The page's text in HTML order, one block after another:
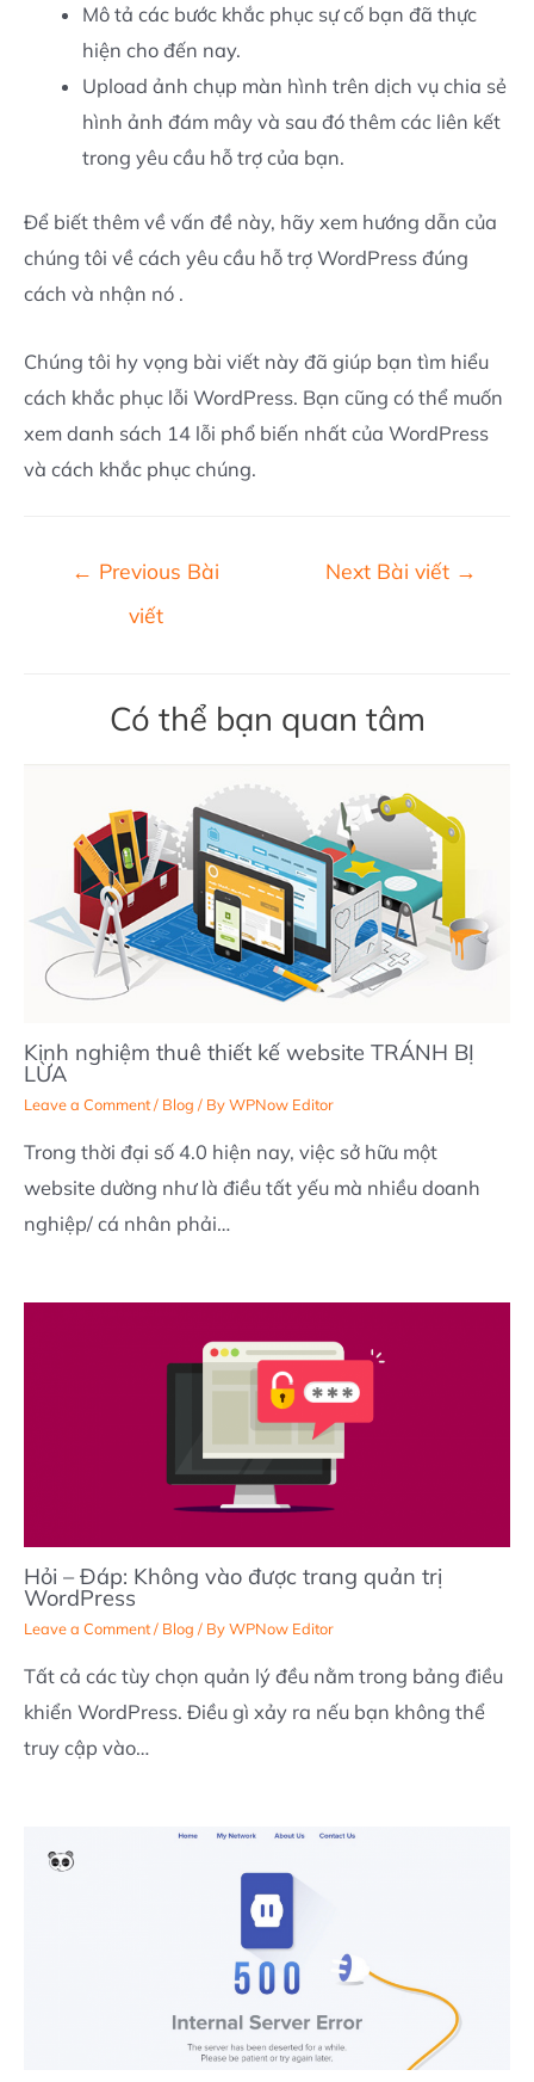
Mô tả các bước khắc phục sự cố bạn đã thực
hiện cho đến nay.
Upload ảnh chụp màn hình trên dịch vụ chia sẻ
hình ảnh đám mây và sau đó thêm các liên kết
trong yêu cầu hỗ trợ của bạn.
Để biết thêm về vấn đề này, hãy xem hướng dẫn của
chúng tôi về cách yêu cầu hỗ trợ WordPress đúng
cách và nhận nó .
Chúng tôi hy vọng bài viết này đã giúp bạn tìm hiểu
cách khắc phục lỗi WordPress. Bạn cũng có thể muốn
xem danh sách 14 lỗi phổ biến nhất của WordPress
và cách khắc phục chúng.
← Previous Bài
viết
Next Bài viết →
Có thể bạn quan tâm
Kinh nghiệm thuê thiết kế website TRÁNH BỊ
LỪA
Leave a Comment/ Blog / ByWPNow Editor
Trong thời đại số 4.0 hiện nay, việc sở hữu một
website dường như là điều tất yếu mà nhiều doanh
nghiệp/ cá nhân phải…
Hỏi – Đáp: Không vào được trang quản trị
WordPress
Leave a Comment/ Blog / ByWPNow Editor
Tất cả các tùy chọn quản lý đều nằm trong bảng điều
khiển WordPress. Điều gì xảy ra nếu bạn không thể
truy cập vào…